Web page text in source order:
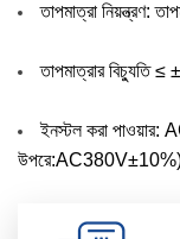
তাপমাত্রা নিয়ন্ত্রণ:
তাপমাত্রার
ইনস্টল করা